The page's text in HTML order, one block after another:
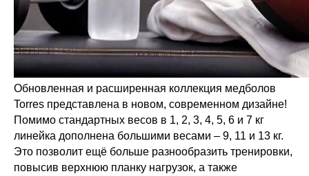
Обновленная и расширенная коллекция медболов
Torres представлена в новом, современном дизайне!
Помимо стандартных весов в 1, 2, 3, 4, 5, 6 и 7 кг
линейка дополнена большими весами – 9, 11 и 13 кг.
Это позволит ещё больше разнообразить тренировки,
повысив верхнюю планку нагрузок, а также